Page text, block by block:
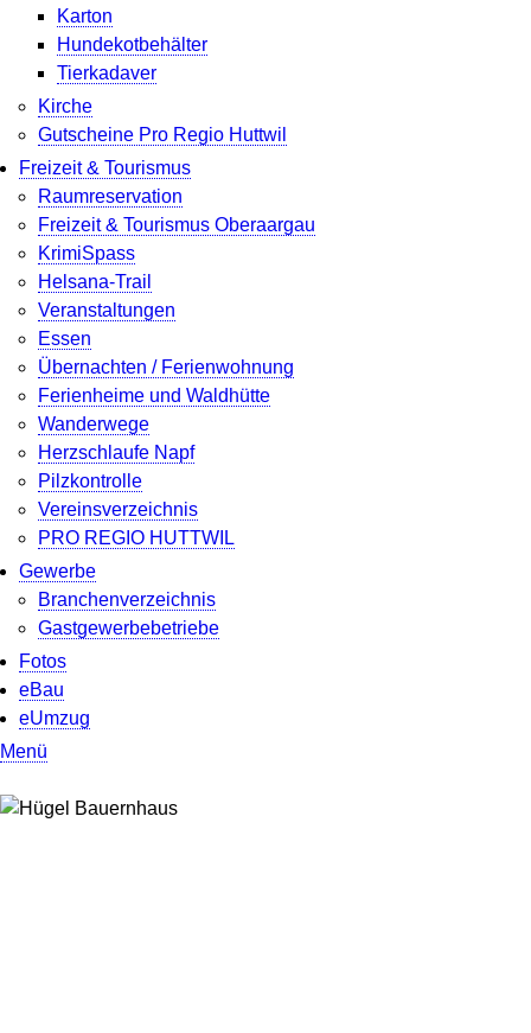
Karton
Hundekotbehälter
Tierkadaver
Kirche
Gutscheine Pro Regio Huttwil
Freizeit & Tourismus
Raumreservation
Freizeit & Tourismus Oberaargau
KrimiSpass
Helsana-Trail
Veranstaltungen
Essen
Übernachten / Ferienwohnung
Ferienheime und Waldhütte
Wanderwege
Herzschlaufe Napf
Pilzkontrolle
Vereinsverzeichnis
PRO REGIO HUTTWIL
Gewerbe
Branchenverzeichnis
Gastgewerbebetriebe
Fotos
eBau
eUmzug
Menü